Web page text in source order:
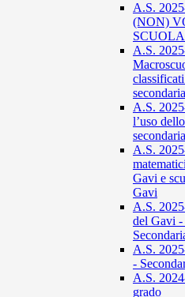
A.S.
(NON)
A.S.
A.S.
l’uso
A.S.
Gavi e
Gavi
A.S.
del Gavi -
A.S.
-
A.S.
grado